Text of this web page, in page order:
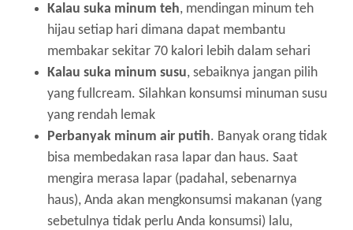
Kalau suka minum teh, mendingan minum teh
hijau setiap hari dimana dapat membantu
membakar sekitar 70 kalori lebih dalam sehari
Kalau suka minum susu, sebaiknya jangan pilih
yang fullcream. Silahkan konsumsi minuman susu
yang rendah lemak
Perbanyak minum air putih. Banyak orang tidak
bisa membedakan rasa lapar dan haus. Saat
mengira merasa lapar (padahal, sebenarnya
haus), Anda akan mengkonsumsi makanan (yang
sebetulnya tidak perlu Anda konsumsi) lalu,